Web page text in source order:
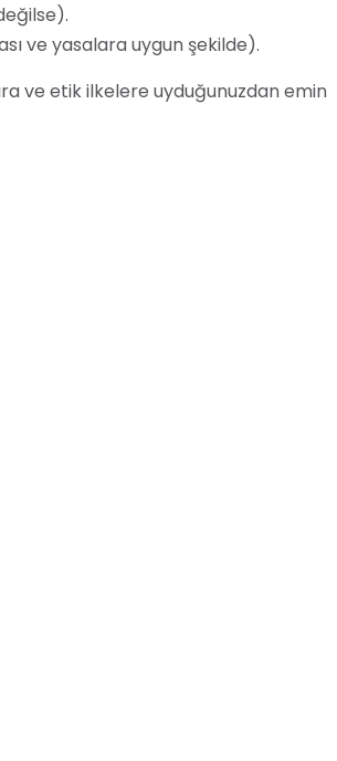
ve yasalara uygun şekilde).
ve etik ilkelere uyduğunuzdan emin